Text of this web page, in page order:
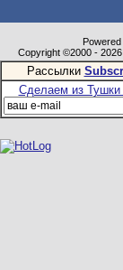
Copyright ©2000 -
Рассылки
Сделаем из Тушки